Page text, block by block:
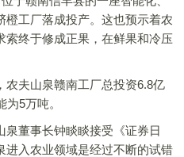
工厂落成投产。这也预示着农
索终于修成正果，在鲜果和冷压
夫山泉赣南工厂总投资6.8亿
5万吨。
董事长钟睒睒接受《证券日
进入农业领域是经过不断的试错